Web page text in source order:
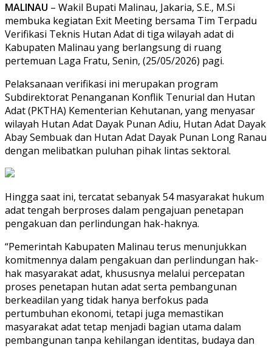
MALINAU – Wakil Bupati Malinau, Jakaria, S.E., M.Si
membuka kegiatan Exit Meeting bersama Tim Terpadu
Verifikasi Teknis Hutan Adat di tiga wilayah adat di
Kabupaten Malinau yang berlangsung di ruang
pertemuan Laga Fratu, Senin, (25/05/2026) pagi.
Pelaksanaan verifikasi ini merupakan program
Subdirektorat Penanganan Konflik Tenurial dan Hutan
Adat (PKTHA) Kementerian Kehutanan, yang menyasar
wilayah Hutan Adat Dayak Punan Adiu, Hutan Adat Dayak
Abay Sembuak dan Hutan Adat Dayak Punan Long Ranau
dengan melibatkan puluhan pihak lintas sektoral.
Hingga saat ini, tercatat sebanyak 54 masyarakat hukum
adat tengah berproses dalam pengajuan penetapan
pengakuan dan perlindungan hak-haknya.
“Pemerintah Kabupaten Malinau terus menunjukkan
komitmennya dalam pengakuan dan perlindungan hak-
hak masyarakat adat, khususnya melalui percepatan
proses penetapan hutan adat serta pembangunan
berkeadilan yang tidak hanya berfokus pada
pertumbuhan ekonomi, tetapi juga memastikan
masyarakat adat tetap menjadi bagian utama dalam
pembangunan tanpa kehilangan identitas, budaya dan